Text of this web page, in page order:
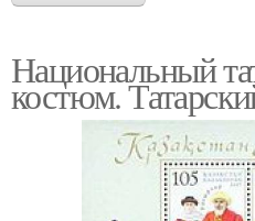
Национальный
костюм.